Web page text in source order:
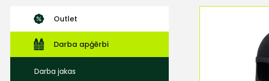
Outlet
Darba apģērbi
Darba jakas